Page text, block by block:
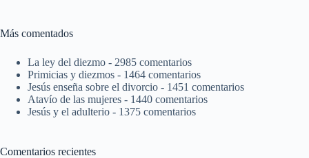
Más comentados
La ley del diezmo - 2985 comentarios
Primicias y diezmos - 1464 comentarios
Jesús enseña sobre el divorcio - 1451 comentarios
Atavío de las mujeres - 1440 comentarios
Jesús y el adulterio - 1375 comentarios
Comentarios recientes